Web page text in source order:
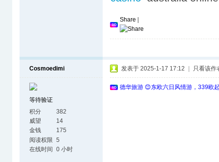
Share
Cosmoedimi
等待验证
积分
382
威望
14
金钱
175
阅读权限 5
在线时间 0 小时
发表于 2025-1-17 17:12 只看该作
德华旅游 😊东欧六日风情游，339欧